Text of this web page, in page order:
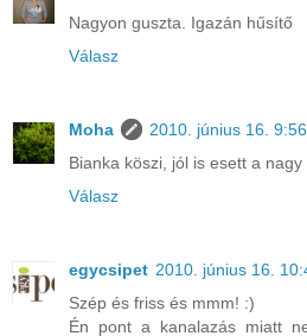
Nagyon guszta. Igazán hűsítő
Válasz
Moha
2010. június 16. 9:56
Bianka köszi, jól is esett a
Válasz
egycsipet 2010. június 16.
Szép és friss és mmm! :)
Én pont a kanalazás miatt